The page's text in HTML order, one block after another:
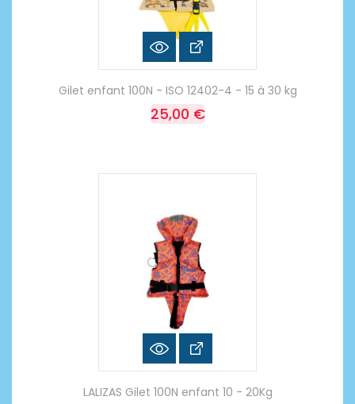
Gilet enfant 100N - ISO 12402-4 - 15 à 30 kg
25,00 €
LALIZAS Gilet 100N enfant 10 - 20Kg